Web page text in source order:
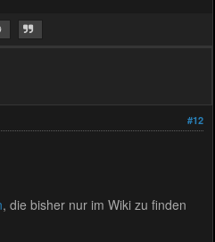
#12
, die bisher nur im Wiki zu finden